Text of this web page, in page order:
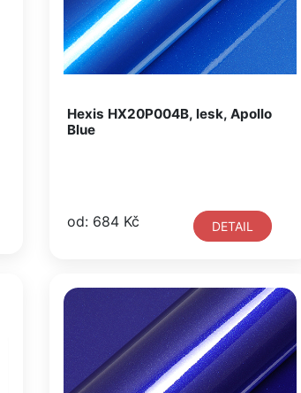
Hexis HX20P004B, lesk, Apollo
Blue
od: 684 Kč DETAIL